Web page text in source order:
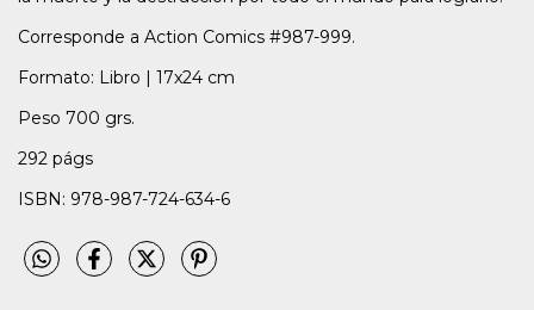
Corresponde a Action Comics #987-999.
Formato: Libro | 17x24 cm
Peso 700 grs.
292 págs
ISBN: 978-987-724-634-6